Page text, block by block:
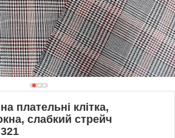
плательні клітка,
слабкий стрейч